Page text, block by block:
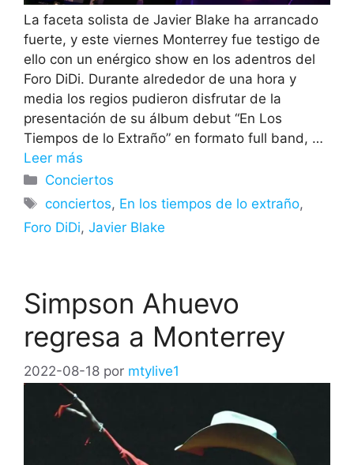
La faceta solista de Javier Blake ha arrancado
fuerte, y este viernes Monterrey fue testigo de
ello con un enérgico show en los adentros del
Foro DiDi. Durante alrededor de una hora y
media los regios pudieron disfrutar de la
presentación de su álbum debut “En Los
Tiempos de lo Extraño” en formato full band, …
Leer más
Categorías
Conciertos
Etiquetas
conciertos, En los tiempos de lo extraño,
Foro DiDi, Javier Blake
Simpson Ahuevo
regresa a Monterrey
2022-08-18 por mtylive1